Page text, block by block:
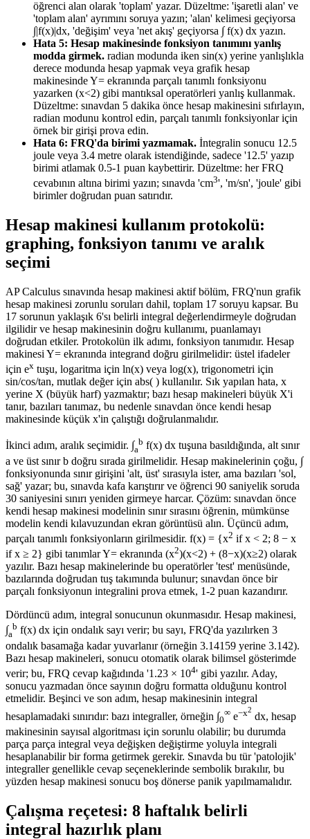
öğrenci alan olarak 'toplam' yazar. Düzeltme: 'işaretli alan' ve
'toplam alan' ayrımını soruya yazın; 'alan' kelimesi geçiyorsa
∫|f(x)|dx, 'değişim' veya 'net akış' geçiyorsa ∫ f(x) dx yazın.
Hata 5: Hesap makinesinde fonksiyon tanımını yanlış
modda girmek. radian modunda iken sin(x) yerine yanlışlıkla
derece modunda hesap yapmak veya grafik hesap
makinesinde Y= ekranında parçalı tanımlı fonksiyonu
yazarken (x<2) gibi mantıksal operatörleri yanlış kullanmak.
Düzeltme: sınavdan 5 dakika önce hesap makinesini sıfırlayın,
radian modunu kontrol edin, parçalı tanımlı fonksiyonlar için
örnek bir girişi prova edin.
Hata 6: FRQ'da birimi yazmamak. İntegralin sonucu 12.5
joule veya 3.4 metre olarak istendiğinde, sadece '12.5' yazıp
birimi atlamak 0.5-1 puan kaybettirir. Düzeltme: her FRQ
cevabının altına birimi yazın; sınavda 'cm3', 'm/sn', 'joule' gibi
birimler doğrudan puan satırıdır.
Hesap makinesi kullanım protokolü:
graphing, fonksiyon tanımı ve aralık
seçimi
AP Calculus sınavında hesap makinesi aktif bölüm, FRQ'nun grafik
hesap makinesi zorunlu soruları dahil, toplam 17 soruyu kapsar. Bu
17 sorunun yaklaşık 6'sı belirli integral değerlendirmeyle doğrudan
ilgilidir ve hesap makinesinin doğru kullanımı, puanlamayı
doğrudan etkiler. Protokolün ilk adımı, fonksiyon tanımıdır. Hesap
makinesi Y= ekranında integrand doğru girilmelidir: üstel ifadeler
için ex tuşu, logaritma için ln(x) veya log(x), trigonometri için
sin/cos/tan, mutlak değer için abs( ) kullanılır. Sık yapılan hata, x
yerine X (büyük harf) yazmaktır; bazı hesap makineleri büyük X'i
tanır, bazıları tanımaz, bu nedenle sınavdan önce kendi hesap
makinesinde küçük x'in çalıştığı doğrulanmalıdır.
İkinci adım, aralık seçimidir. ∫a
b f(x) dx tuşuna basıldığında, alt sınır
a ve üst sınır b doğru sırada girilmelidir. Hesap makinelerinin çoğu, ∫
fonksiyonunda sınır girişini 'alt, üst' sırasıyla ister, ama bazıları 'sol,
sağ' yazar; bu, sınavda kafa karıştırır ve öğrenci 90 saniyelik soruda
30 saniyesini sınırı yeniden girmeye harcar. Çözüm: sınavdan önce
kendi hesap makinesi modelinin sınır sırasını öğrenin, mümkünse
modelin kendi kılavuzundan ekran görüntüsü alın. Üçüncü adım,
parçalı tanımlı fonksiyonların girilmesidir. f(x) = {x2 if x < 2; 8 − x
if x ≥ 2} gibi tanımlar Y= ekranında (x2)(x<2) + (8−x)(x≥2) olarak
yazılır. Bazı hesap makinelerinde bu operatörler 'test' menüsünde,
bazılarında doğrudan tuş takımında bulunur; sınavdan önce bir
parçalı fonksiyonun integralini prova etmek, 1-2 puan kazandırır.
Dördüncü adım, integral sonucunun okunmasıdır. Hesap makinesi,
∫a
b f(x) dx için ondalık sayı verir; bu sayı, FRQ'da yazılırken 3
ondalık basamağa kadar yuvarlanır (örneğin 3.14159 yerine 3.142).
Bazı hesap makineleri, sonucu otomatik olarak bilimsel gösterimde
verir; bu, FRQ cevap kağıdında '1.23 × 104' gibi yazılır. Aday,
sonucu yazmadan önce sayının doğru formatta olduğunu kontrol
etmelidir. Beşinci ve son adım, hesap makinesinin integral
hesaplamadaki sınırıdır: bazı integraller, örneğin ∫0
∞ e−x2
dx, hesap
makinesinin sayısal algoritması için sorunlu olabilir; bu durumda
parça parça integral veya değişken değiştirme yoluyla integrali
hesaplanabilir bir forma getirmek gerekir. Sınavda bu tür 'patolojik'
integraller genellikle cevap seçeneklerinde sembolik bırakılır, bu
yüzden hesap makinesi sonucu boş dönerse panik yapılmamalıdır.
Çalışma reçetesi: 8 haftalık belirli
integral hazırlık planı